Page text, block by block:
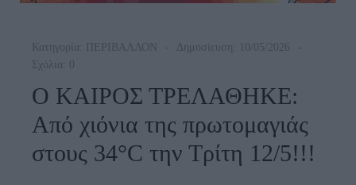
Κατηγορία: ΠΕΡΙΒΑΛΛΟΝ
Δημοσίευση: 10/05/2026
Σχόλια: 0
O ΚΑΙΡΟΣ ΤΡΕΛΑΘΗΚΕ:
Από χιόνια της πρωτομαγιάς
στους 34°C την Τρίτη 12/5!!!